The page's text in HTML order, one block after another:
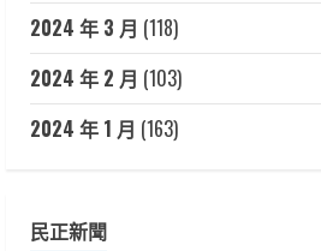
2024 年 3 月 (118)
2024 年 2 月 (103)
2024 年 1 月 (163)
民正新聞